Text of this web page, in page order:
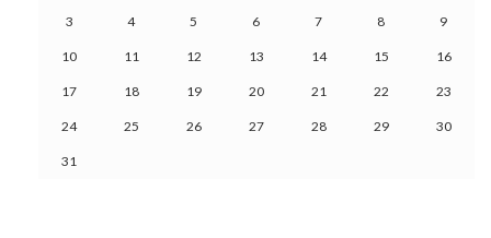
3 4 5 6 7 8 9
10 11 12 13 14 15 16
17 18 19 20 21 22 23
24 25 26 27 28 29 30
31